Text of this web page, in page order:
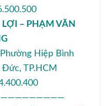
– PHẠM VĂN
Hiệp Bình
TP.HCM